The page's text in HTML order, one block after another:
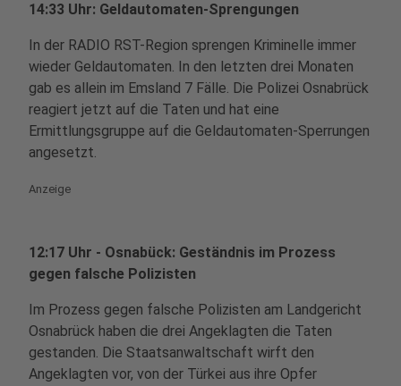
14:33 Uhr: Geldautomaten-Sprengungen
In der RADIO RST-Region sprengen Kriminelle immer
wieder Geldautomaten. In den letzten drei Monaten
gab es allein im Emsland 7 Fälle. Die Polizei Osnabrück
reagiert jetzt auf die Taten und hat eine
Ermittlungsgruppe auf die Geldautomaten-Sperrungen
angesetzt.
Anzeige
12:17 Uhr - Osnabück: Geständnis im Prozess
gegen falsche Polizisten
Im Prozess gegen falsche Polizisten am Landgericht
Osnabrück haben die drei Angeklagten die Taten
gestanden. Die Staatsanwaltschaft wirft den
Angeklagten vor, von der Türkei aus ihre Opfer